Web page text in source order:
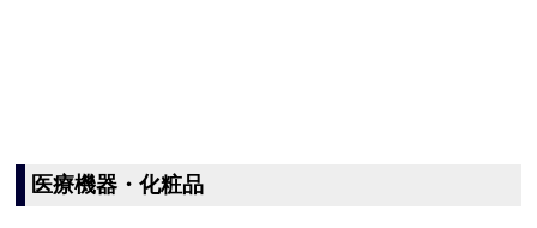
医療機器・化粧品